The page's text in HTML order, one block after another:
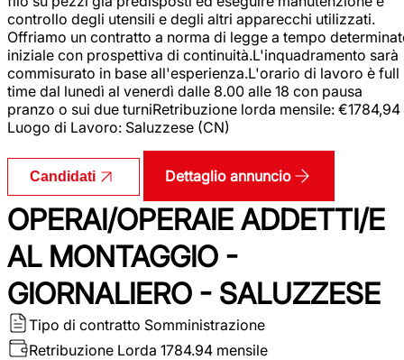
controllo degli utensili e degli altri apparecchi utilizzati.
Offriamo un contratto a norma di legge a tempo
iniziale con prospettiva di continuità.L'inquadramento sarà
commisurato in base all'esperienza.L'orario di lavoro è full
time dal lunedì al venerdì dalle 8.00 alle 18 con pausa
pranzo o sui due turniRetribuzione lorda mensile: €1784,94
Luogo di Lavoro: Saluzzese (CN)
Candidati Dettaglio annuncio
OPERAI/OPERAIE ADDETTI/E
AL MONTAGGIO -
GIORNALIERO - SALUZZESE
Tipo di contratto Somministrazione
Retribuzione Lorda 1784.94 mensile